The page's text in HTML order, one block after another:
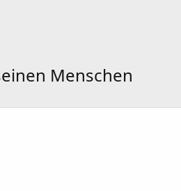
Menschen